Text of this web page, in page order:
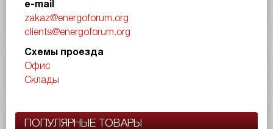
e-mail
zakaz@energoforum.org
clients@energoforum.org
Схемы проезда
Офис
Склады
ПОПУЛЯРНЫЕ ТОВАРЫ